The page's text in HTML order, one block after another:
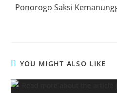
Ponorogo Saksi
YOU MIGHT ALSO LIKE